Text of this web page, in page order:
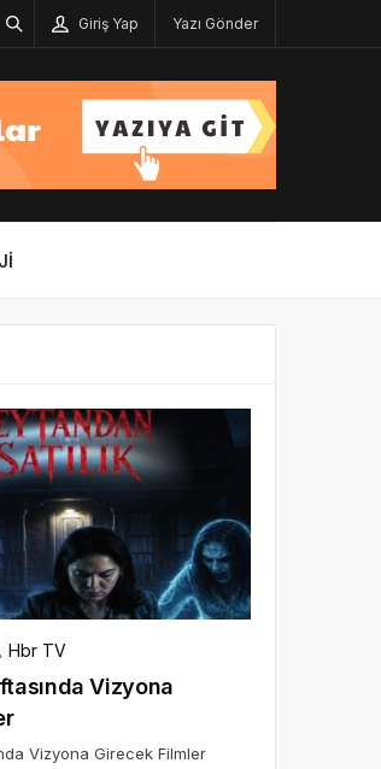
Giriş Yap Yazı Gönder
Hbr TV
Vizyona
Vizyona Girecek Filmler